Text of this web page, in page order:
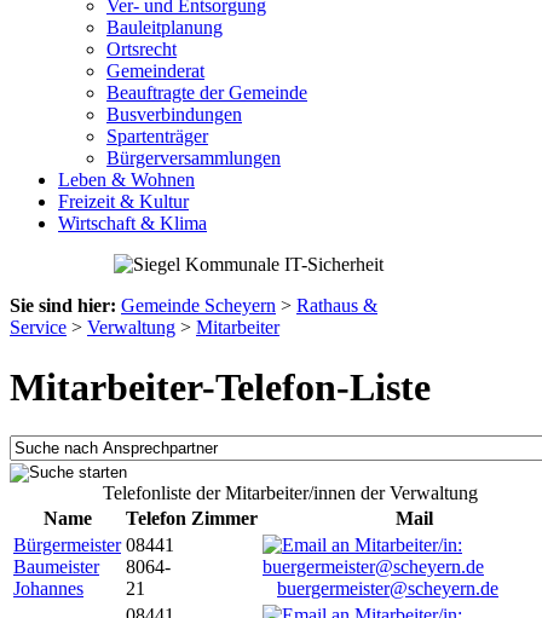
Ver- und Entsorgung
Bauleitplanung
Ortsrecht
Gemeinderat
Beauftragte der Gemeinde
Busverbindungen
Spartenträger
Bürgerversammlungen
Leben & Wohnen
Freizeit & Kultur
Wirtschaft & Klima
Sie sind hier: Gemeinde Scheyern > Rathaus &
Service > Verwaltung > Mitarbeiter
Mitarbeiter-Telefon-Liste
Telefonliste der Mitarbeiter/innen der Verwaltung
Name
Telefon Zimmer
Mail
Bürgermeister
Baumeister
Johannes
08441
8064-
21
buergermeister@scheyern.de